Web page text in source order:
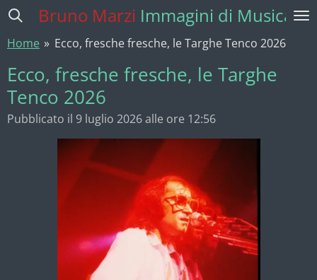
Vai
contenuto
principale
Bruno Marzi Immagini di Musica
Home » Ecco, fresche fresche, le Targhe Tenco 2026
Ecco, fresche fresche, le Targhe
Tenco 2026
Pubblicato il 9 luglio 2026 alle ore 12:56